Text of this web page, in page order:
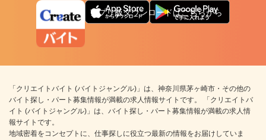
アプリ版ダウンロードはこちらから
「クリエイトバイト (バイトジャングル)」は、神奈川県茅ヶ崎市・その他の
バイト探し・パート募集情報が満載の求人情報サイトです。 「クリエイトバ
イト (バイトジャングル)」は、バイト探し・パート募集情報が満載の求人情
報サイトです。
地域密着をコンセプトに、仕事探しに役立つ最新の情報をお届けしていま